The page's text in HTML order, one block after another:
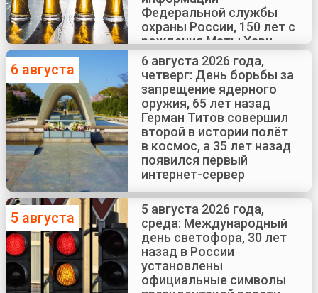
Федеральной службы
охраны России, 150 лет с
рождения Маты Хари
6 августа
6 августа 2026 года,
четверг: День борьбы за
запрещение ядерного
оружия, 65 лет назад
Герман Титов совершил
второй в истории полёт
в космос, а 35 лет назад
появился первый
интернет-сервер
5 августа
5 августа 2026 года,
среда: Международный
день светофора, 30 лет
назад в России
установлены
официальные символы